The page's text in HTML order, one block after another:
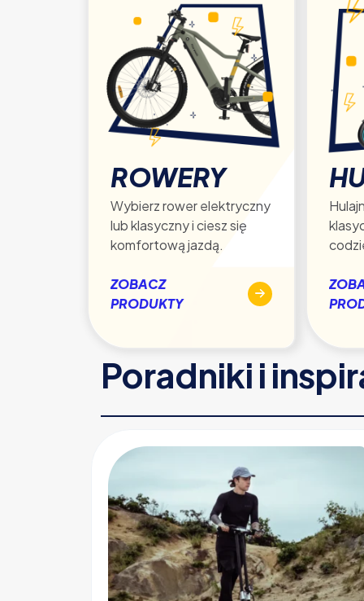
ROWERY
Wybierz rower elektryczny
lub klasyczny i ciesz się
komfortową jazdą.
ZOBACZ
PRODUKTY
Poradniki i